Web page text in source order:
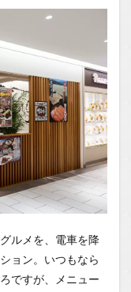
ルメを、電車を降
ョン。いつもなら
ですが、メニュー